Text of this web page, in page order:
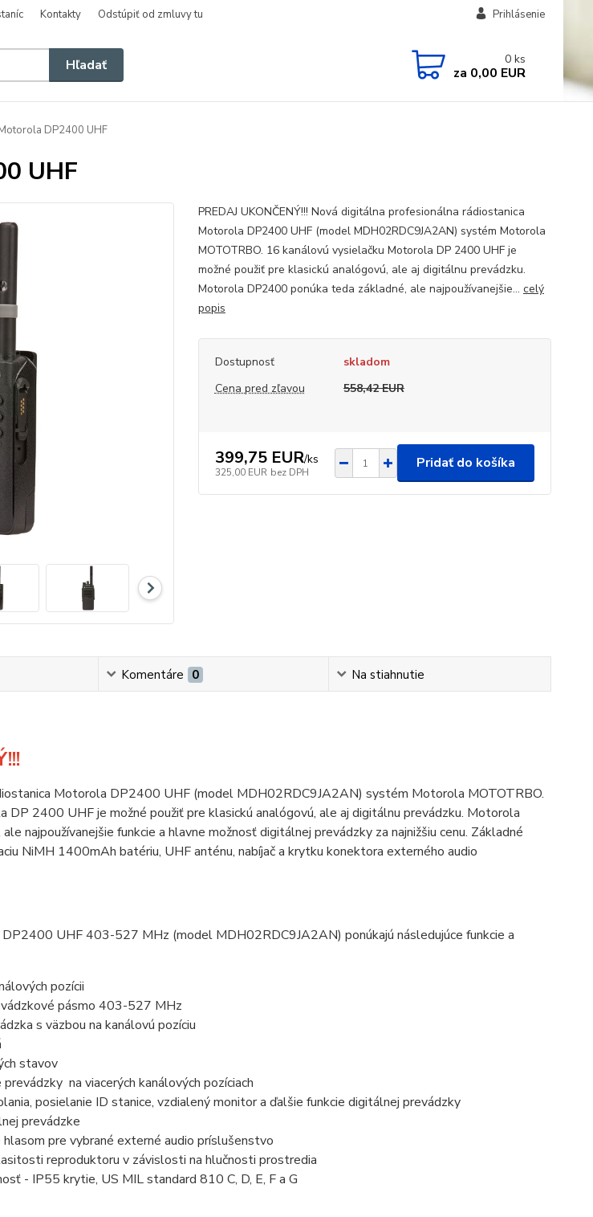
Kontakty Odstúpiť od zmluvy tu Prihlásenie
Hľadať 0 ks
za 0,00 EUR
DP2400 UHF
UHF
PREDAJ UKONČENÝ!!! Nová digitálna profesionálna rádiostanica
Motorola DP2400 UHF (model MDH02RDC9JA2AN) systém Motorola
MOTOTRBO. 16 kanálovú vysielačku Motorola DP 2400 UHF je
možné použiť pre klasickú analógovú, ale aj digitálnu prevádzku.
Motorola DP2400 ponúka teda základné, ale najpoužívanejšie... celý
popis
Dostupnosť
skladom
Cena pred zľavou
558,42 EUR
399,75 EUR/ks
325,00 EUR bez DPH
Pridať do košíka
Komentáre 0 Na stiahnutie
Motorola DP2400 UHF (model MDH02RDC9JA2AN) systém Motorola MOTOTRBO.
DP 2400 UHF je možné použiť pre klasickú analógovú, ale aj digitálnu prevádzku. Motorola
najpoužívanejšie funkcie a hlavne možnosť digitálnej prevádzky za najnižšiu cenu. Základné
NiMH 1400mAh batériu, UHF anténu, nabíjač a krytku konektora externého audio
UHF 403-527 MHz (model MDH02RDC9JA2AN) ponúkajú následujúce funkcie a
pozícii
pásmo 403-527 MHz
s väzbou na kanálovú pozíciu
stavov
na viacerých kanálových pozíciach
posielanie ID stanice, vzdialený monitor a ďalšie funkcie digitálnej prevádzky
prevádzke
pre vybrané externé audio príslušenstvo
reproduktoru v závislosti na hlučnosti prostredia
- IP55 krytie, US MIL standard 810 C, D, E, F a G